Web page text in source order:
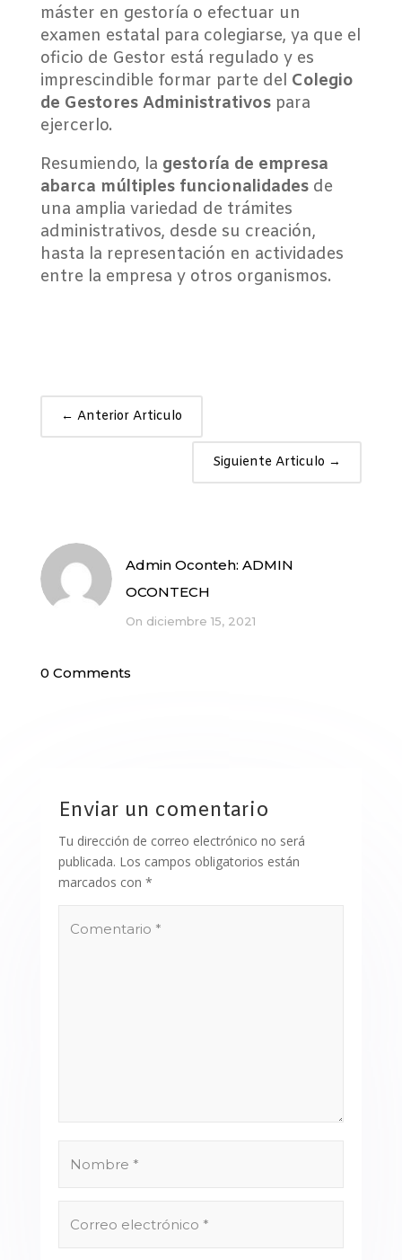
máster en gestoría o efectuar un
examen estatal para colegiarse, ya que el
oficio de Gestor está regulado y es
imprescindible formar parte del Colegio
de Gestores Administrativospara
ejercerlo.
Resumiendo, la gestoría de empresa
abarca múltiples funcionalidadesde
una amplia variedad de trámites
administrativos, desde su creación,
hasta la representación en actividades
entre la empresa y otros organismos.
← Anterior Articulo
Siguiente Articulo →
Admin Oconteh: ADMIN
OCONTECH
On diciembre 15, 2021
0 Comments
Enviar un comentario
Tu dirección de correo electrónico no será
publicada. Los campos obligatorios están
marcados con *